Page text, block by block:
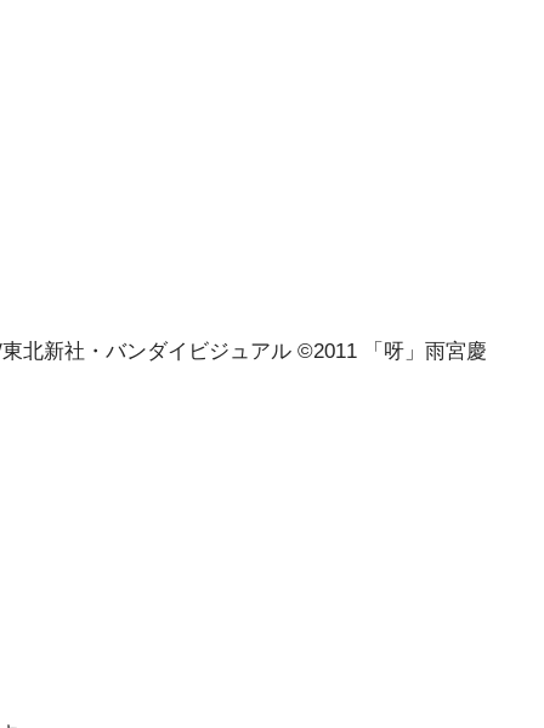
北新社・バンダイビジュアル ©2011 「呀」雨宮慶